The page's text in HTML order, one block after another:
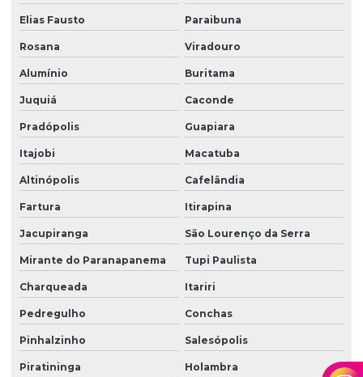
Terceirização de limpeza para condomínios
Terceirização de zeladoria
Terceirizada de limpeza
Torre de monitoramento
Trabalho em altura limpeza de fachada
Trabalho em altura limpeza de vidros
Zelador terceirizado
Zeladoria condominial
Zeladoria de condomínios
Zeladoria e limpeza
Zeladoria predial
Elias Fausto Paraibuna
Rosana Viradouro
Alumínio Buritama
Juquiá Caconde
Pradópolis Guapiara
Itajobi Macatuba
Altinópolis Cafelândia
Fartura Itirapina
Jacupiranga São Lourenço da Serra
Mirante do Paranapanema Tupi Paulista
Charqueada Itariri
Pedregulho Conchas
Pinhalzinho Salesópolis
Piratininga Holambra